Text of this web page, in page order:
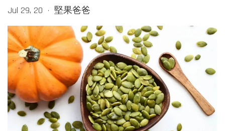
Jul 29, 20 • 堅果爸爸